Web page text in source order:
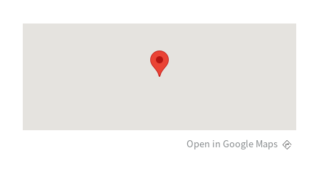
Open in Google Maps